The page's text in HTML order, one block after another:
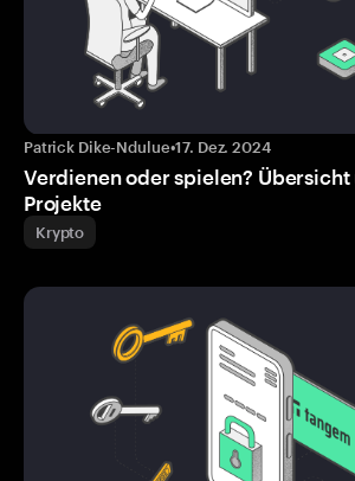
Patrick Dike-Ndulue•17. Dez. 2024
Verdienen oder spielen? Übersicht
Projekte
Krypto